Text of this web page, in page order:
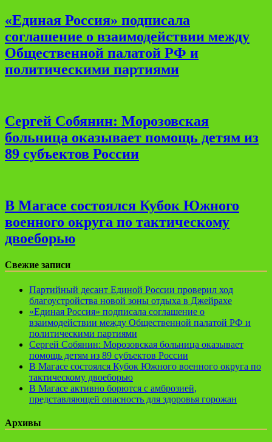
«Единая Россия» подписала
соглашение о взаимодействии между
Общественной палатой РФ и
политическими партиями
Сергей Собянин: Морозовская
больница оказывает помощь детям из
89 субъектов России
В Магасе состоялся Кубок Южного
военного округа по тактическому
двоеборью
Свежие записи
Партийный десант Единой России проверил ход
благоустройства новой зоны отдыха в Джейрахе
«Единая Россия» подписала соглашение о
взаимодействии между Общественной палатой РФ и
политическими партиями
Сергей Собянин: Морозовская больница оказывает
помощь детям из 89 субъектов России
В Магасе состоялся Кубок Южного военного округа по
тактическому двоеборью
В Магасе активно борются с амброзией,
представляющей опасность для здоровья горожан
Архивы